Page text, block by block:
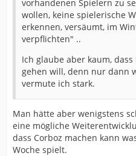
vorhandenen Spielern zu
wollen, keine spielerische
erkennen, versäumt, im
verpflichten" ..
Ich glaube aber kaum,
gehen will, denn nur dann
vermute ich stark.
Man hätte aber wenigstens
eine mögliche
dass Corboz machen kann
Woche spielt.